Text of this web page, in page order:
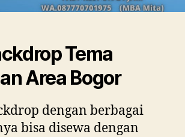
Tema
Area Bogor
dengan berbagai
bisa disewa dengan